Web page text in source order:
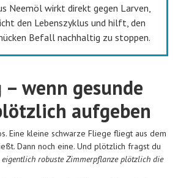
Neemöl wirkt direkt gegen Larven,
den Lebenszyklus und hilft, den
Befall nachhaltig zu stoppen.
wenn gesunde
aufgeben
Eine kleine schwarze Fliege fliegt aus dem
Dann noch eine. Und plötzlich fragst du
robuste Zimmerpflanze plötzlich die